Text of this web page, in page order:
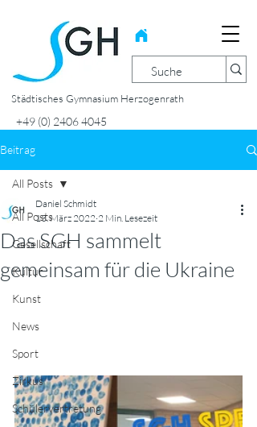
Städtisches Gymnasium Herzogenrath
+49 (0) 2406 4045
Beitrag
All Posts
Gesellschaft
Kultur
Kunst
News
Sport
Zirkus
Schülervertretung
All Posts
Das SGH sammelt
gemeinsam für die Ukraine
Daniel Schmidt
13. März 2022 2 Min. Lesezeit